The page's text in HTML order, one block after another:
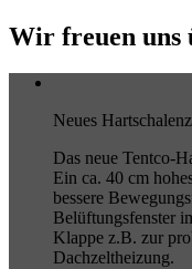
Wir freuen uns
Neues
Das neue Tentco-
Ein ca. 40 cm
bessere
Belüftungsfenster
Klappe z.B. zur
Dachzeltheizung.